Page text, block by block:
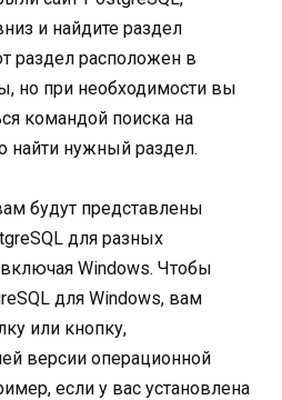
и найдите раздел
раздел расположен в
но при необходимости вы
командой поиска на
найти нужный раздел.
будут представлены
для разных
Windows. Чтобы
для Windows, вам
или кнопку,
версии операционной
если у вас установлена